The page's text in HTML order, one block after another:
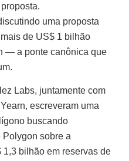
uma proposta
de US$ 1 bilhão
— a ponte canônica que
Labs, juntamente com
escreveram uma
buscando
sobre a
bilhão em reservas de